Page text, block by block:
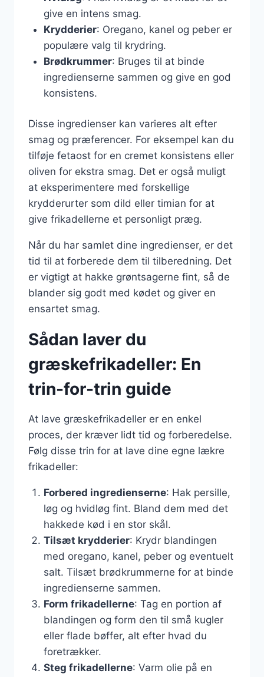
give en intens smag.
Krydderier: Oregano, kanel og peber er
populære valg til krydring.
Brødkrummer: Bruges til at binde
ingredienserne sammen og give en god
konsistens.
Disse ingredienser kan varieres alt efter
smag og præferencer. For eksempel kan du
tilføje fetaost for en cremet konsistens eller
oliven for ekstra smag. Det er også muligt
at eksperimentere med forskellige
krydderurter som dild eller timian for at
give frikadellerne et personligt præg.
Når du har samlet dine ingredienser, er det
tid til at forberede dem til tilberedning. Det
er vigtigt at hakke grøntsagerne fint, så de
blander sig godt med kødet og giver en
ensartet smag.
Sådan laver du
græskefrikadeller: En
trin-for-trin guide
At lave græskefrikadeller er en enkel
proces, der kræver lidt tid og forberedelse.
Følg disse trin for at lave dine egne lækre
frikadeller:
Forbered ingredienserne: Hak persille,
løg og hvidløg fint. Bland dem med det
hakkede kød i en stor skål.
Tilsæt krydderier: Krydr blandingen
med oregano, kanel, peber og eventuelt
salt. Tilsæt brødkrummerne for at binde
ingredienserne sammen.
Form frikadellerne: Tag en portion af
blandingen og form den til små kugler
eller flade bøffer, alt efter hvad du
foretrækker.
Steg frikadellerne: Varm olie på en